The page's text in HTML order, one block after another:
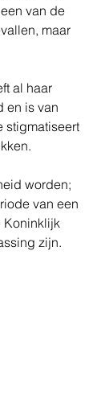
van de
maar
al haar
en is van
stigmatiseert
worden;
van een
Koninklijk
zijn.